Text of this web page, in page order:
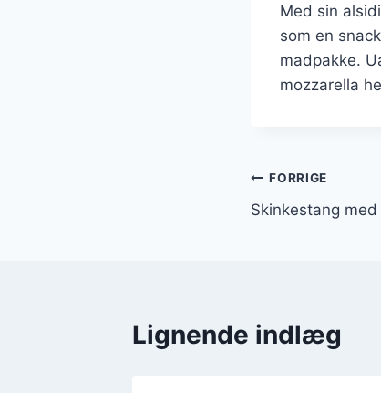
Med sin
som en
madpakke.
mozzarella
FORRIGE
Skinkestang
Lignende indlæg